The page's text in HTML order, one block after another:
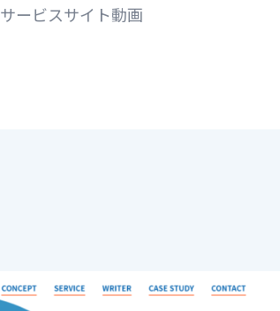
サービスサイト動画